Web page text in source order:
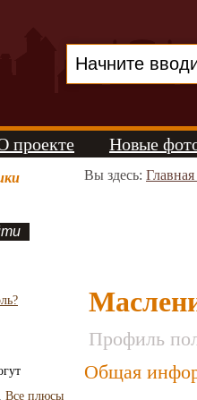
проекте Новые
Все плюсы
Вы здесь:
Профиль
Общая